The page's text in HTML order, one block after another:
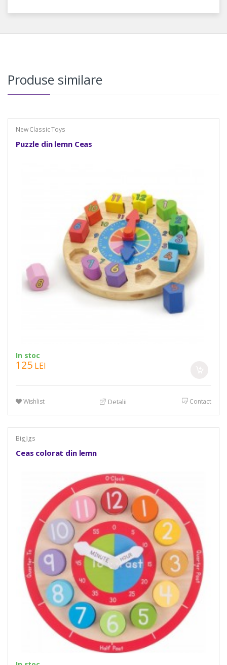
Produse similare
New Classic Toys
Puzzle din lemn Ceas
In stoc
125 LEI
Wishlist Detalii Contact
BigJigs
Ceas colorat din lemn